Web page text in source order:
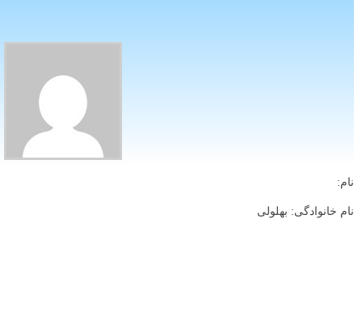
نام:
نام خانوادگی: بهلولی